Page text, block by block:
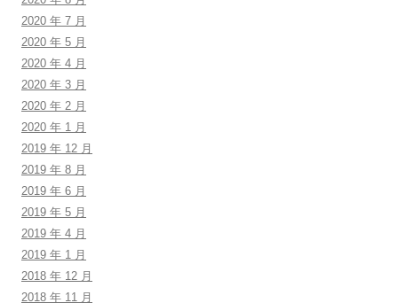
2020 年 7 月
2020 年 5 月
2020 年 4 月
2020 年 3 月
2020 年 2 月
2020 年 1 月
2019 年 12 月
2019 年 8 月
2019 年 6 月
2019 年 5 月
2019 年 4 月
2019 年 1 月
2018 年 12 月
2018 年 11 月